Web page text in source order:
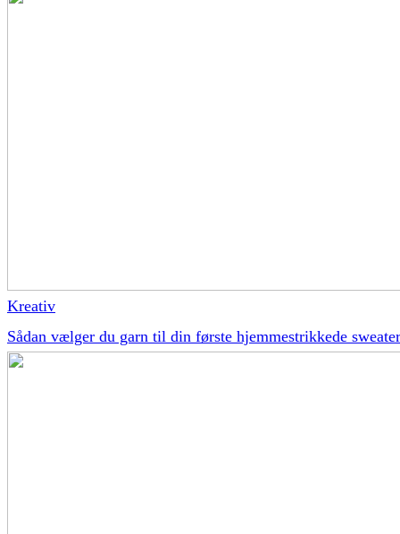
Kreativ
Sådan vælger du garn til din første hjemmestrikkede sweater